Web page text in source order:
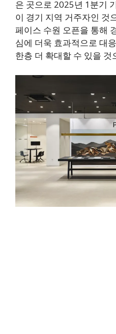
은 곳으로 2025년 1분기
이 경기 지역 거주자인 것
페이스 수원 오픈을 통해
심에 더욱 효과적으로 대
한층 더 확대할 수 있을 것